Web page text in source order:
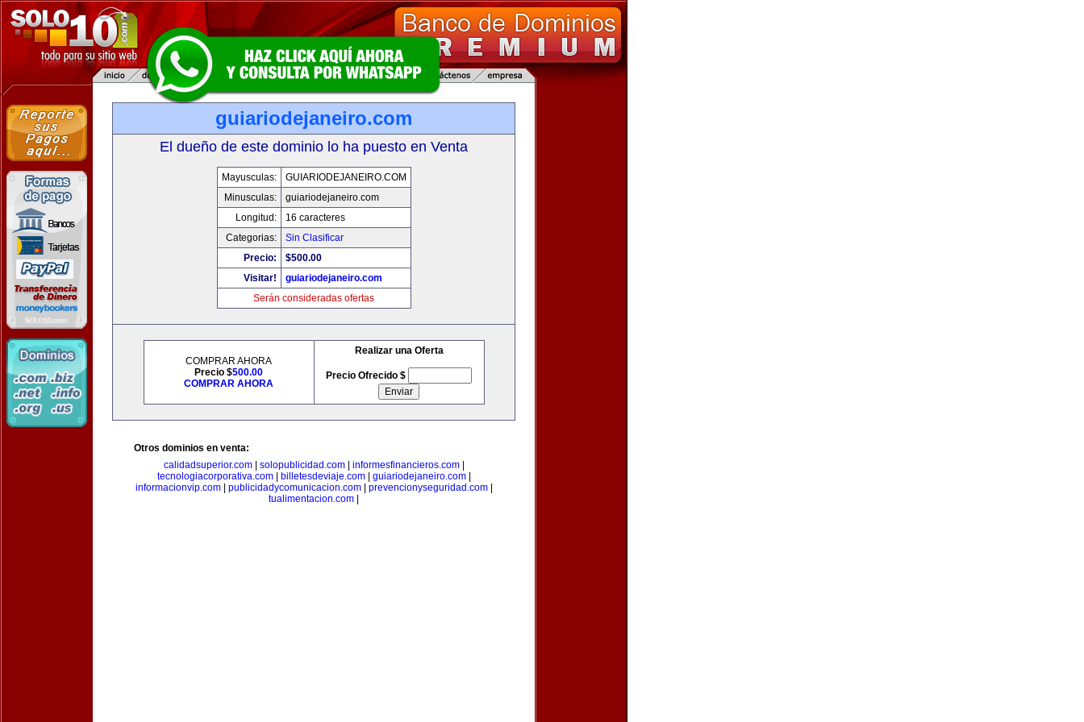
guiariodejaneiro.com
El dueño de este dominio lo ha puesto en Venta
Mayusculas:
GUIARIODEJANEIRO.COM
Minusculas:
guiariodejaneiro.com
Longitud:
16 caracteres
Categorias:
Sin Clasificar
Precio:
$500.00
Visitar!
guiariodejaneiro.com
Serán consideradas ofertas
COMPRAR AHORA
Precio $500.00
COMPRAR AHORA
Realizar una Oferta
Precio Ofrecido $
Otros dominios en venta:
calidadsuperior.com| solopublicidad.com| informesfinancieros.com|
tecnologiacorporativa.com| billetesdeviaje.com| guiariodejaneiro.com|
informacionvip.com| publicidadycomunicacion.com| prevencionyseguridad.com|
tualimentacion.com